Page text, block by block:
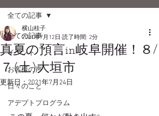
全ての記事
イベント
お客様の声
日々のこと
アデプトプログラム
全ての記事
真夏の預言in岐阜開催！８/
７(土)大垣市
横山桂子
2021年7月12日 読了時間: 2分
更新日：2021年7月24日